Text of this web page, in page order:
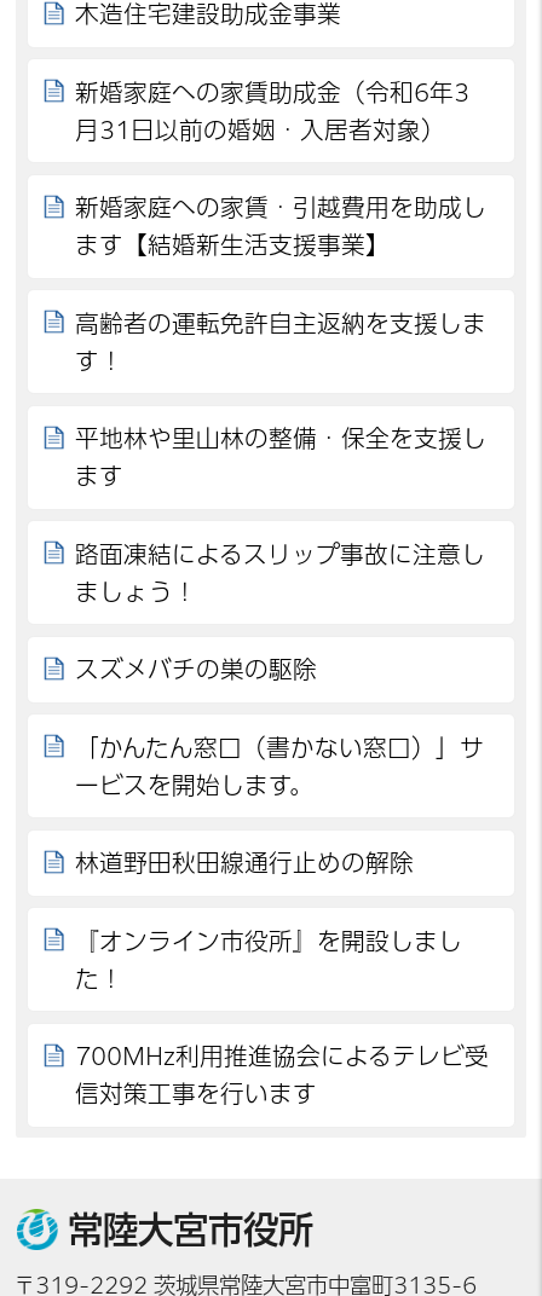
木造住宅建設助成金事業
新婚家庭への家賃助成金（令和6年3
月31日以前の婚姻・入居者対象）
新婚家庭への家賃・引越費用を助成し
ます【結婚新生活支援事業】
高齢者の運転免許自主返納を支援しま
す！
平地林や里山林の整備・保全を支援し
ます
路面凍結によるスリップ事故に注意し
ましょう！
スズメバチの巣の駆除
「かんたん窓口（書かない窓口）」サ
ービスを開始します。
林道野田秋田線通行止めの解除
『オンライン市役所』を開設しまし
た！
700MHz利用推進協会によるテレビ受
信対策工事を行います
常陸大宮市役所
〒319-2292 茨城県常陸大宮市中富町3135-6